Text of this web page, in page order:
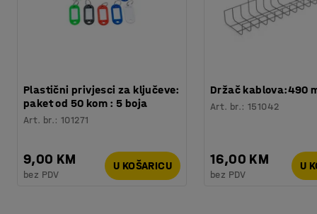
Plastični privjesci za ključeve:
paket od 50 kom : 5 boja
Art. br.:101271
9,00 KM
bez PDV
U KOŠARICU
Držač kablova:490
Art. br.:151042
16,00 KM
bez PDV
U